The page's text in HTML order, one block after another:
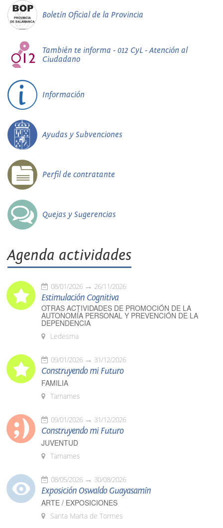
Boletín Oficial de la Provincia
También te informa - 012 CyL - Atención al
Ciudadano
Información
Ayudas y Subvenciones
Perfil de contratante
Quejas y Sugerencias
Agenda actividades
08/01/2026 26/11/2026
Estimulación Cognitiva
OTRAS ACTIVIDADES DE PROMOCIÓN DE LA
AUTONOMÍA PERSONAL Y PREVENCIÓN DE LA
DEPENDENCIA
Ledesma
09/01/2026 31/12/2026
Construyendo mi Futuro
FAMILIA
Tamames
09/01/2026 31/12/2026
Construyendo mi Futuro
JUVENTUD
Tamames
08/05/2026 30/08/2026
Exposición Oswaldo Guayasamín
ARTE / EXPOSICIONES
Santa Marta de Tormes